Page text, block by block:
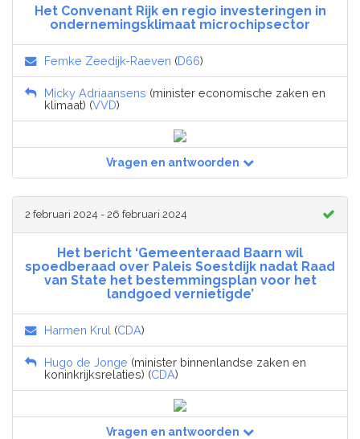
Het Convenant Rijk en regio investeringen in
ondernemingsklimaat microchipsector
Femke Zeedijk-Raeven (D66)
Micky Adriaansens (minister economische zaken en
klimaat) (VVD)
Vragen en antwoorden
2 februari 2024 - 26 februari 2024
Het bericht ‘Gemeenteraad Baarn wil
spoedberaad over Paleis Soestdijk nadat Raad
van State het bestemmingsplan voor het
landgoed vernietigde’
Harmen Krul (CDA)
Hugo de Jonge (minister binnenlandse zaken en
koninkrijksrelaties) (CDA)
Vragen en antwoorden